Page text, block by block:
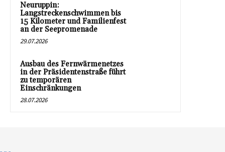
Neuruppin:
Langstreckenschwimmen bis
15 Kilometer und Familienfest
an der Seepromenade
29.07.2026
Ausbau des Fernwärmenetzes
in der Präsidentenstraße führt
zu temporären
Einschränkungen
28.07.2026